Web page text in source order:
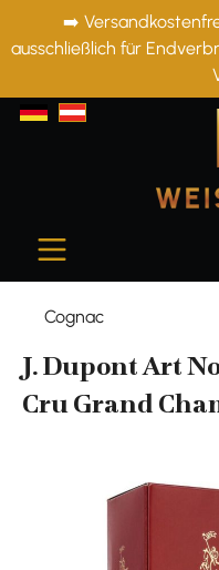
springen
➡️
ausschließlich für
Cognac
J. Dupont Art
Cru Grand